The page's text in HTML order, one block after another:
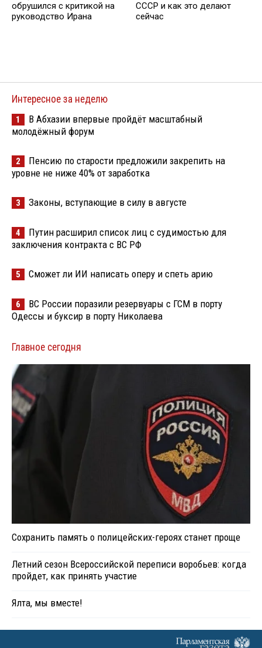
обрушился с критикой на
руководство Ирана
СССР и как это делают
сейчас
Интересное за неделю
1
В Абхазии впервые пройдёт масштабный
молодёжный форум
2
Пенсию по старости предложили закрепить на
уровне не ниже 40% от заработка
3 Законы, вступающие в силу в августе
4
Путин расширил список лиц с судимостью для
заключения контракта с ВС РФ
5 Сможет ли ИИ написать оперу и спеть арию
6
ВС России поразили резервуары с ГСМ в порту
Одессы и буксир в порту Николаева
Главное сегодня
Сохранить память о полицейских-героях станет проще
Летний сезон Всероссийской переписи воробьев: когда
пройдет, как принять участие
Ялта, мы вместе!